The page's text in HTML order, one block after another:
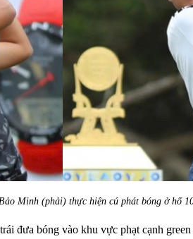
Minh (phải) thực hiện cú phát bóng ở hố
đưa bóng vào khu vực phạt cạnh